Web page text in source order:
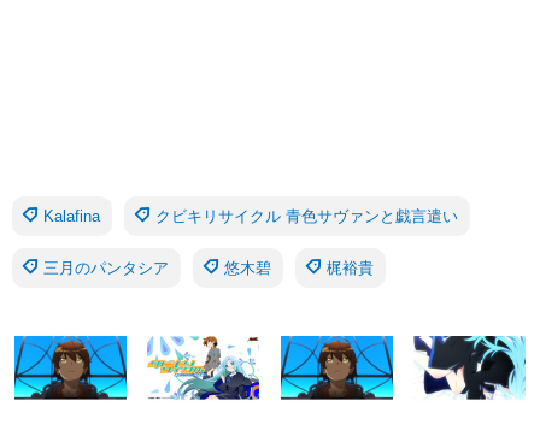
Kalafina クビキリサイクル 青色サヴァンと戯言遣い
三月のパンタシア 悠木碧 梶裕貴